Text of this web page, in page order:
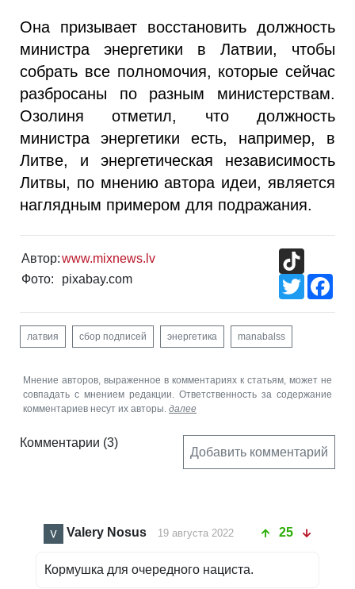
Она призывает восстановить должность
министра энергетики в Латвии, чтобы
собрать все полномочия, которые сейчас
разбросаны по разным министерствам.
Озолиня отметил, что должность
министра энергетики есть, например, в
Литве, и энергетическая независимость
Литвы, по мнению автора идеи, является
наглядным примером для подражания.
Автор:www.mixnews.lv
Фото:
pixabay.com
Twitter
латвия сбор подписей энергетика manabalss
Мнение авторов, выраженное в комментариях к статьям, может не
совпадать с мнением редакции. Ответственность за содержание
комментариев несут их авторы. далее
Комментарии (3)
Добавить комментарий
Valery Nosus 19 августа 2022 25
Кормушка для очередного нациста.